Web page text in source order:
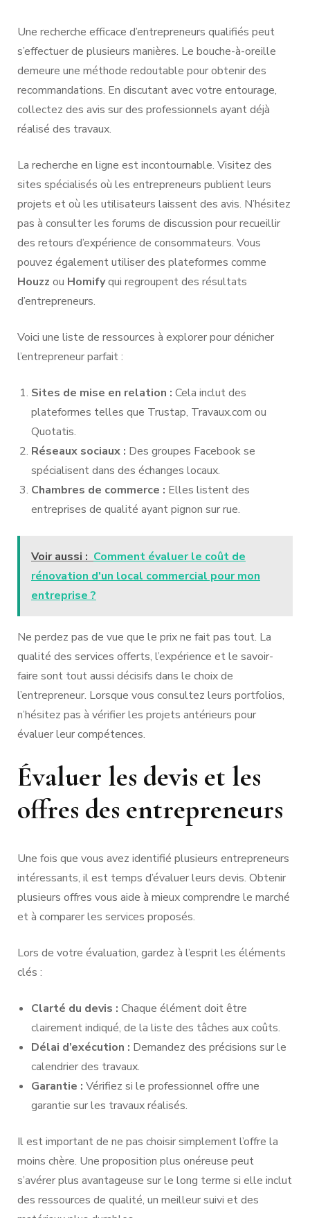
Une recherche efficace d’entrepreneurs qualifiés peut
s’effectuer de plusieurs manières. Le bouche-à-oreille
demeure une méthode redoutable pour obtenir des
recommandations. En discutant avec votre entourage,
collectez des avis sur des professionnels ayant déjà
réalisé des travaux.
La recherche en ligne est incontournable. Visitez des
sites spécialisés où les entrepreneurs publient leurs
projets et où les utilisateurs laissent des avis. N’hésitez
pas à consulter les forums de discussion pour recueillir
des retours d’expérience de consommateurs. Vous
pouvez également utiliser des plateformes comme
Houzz ou Homifyqui regroupent des résultats
d’entrepreneurs.
Voici une liste de ressources à explorer pour dénicher
l’entrepreneur parfait :
Sites de mise en relation : Cela inclut des
plateformes telles que Trustap, Travaux.com ou
Quotatis.
Réseaux sociaux : Des groupes Facebook se
spécialisent dans des échanges locaux.
Chambres de commerce : Elles listent des
entreprises de qualité ayant pignon sur rue.
Voir aussi : Comment évaluer le coût de
rénovation d'un local commercial pour mon
entreprise ?
Ne perdez pas de vue que le prix ne fait pas tout. La
qualité des services offerts, l’expérience et le savoir-
faire sont tout aussi décisifs dans le choix de
l’entrepreneur. Lorsque vous consultez leurs portfolios,
n’hésitez pas à vérifier les projets antérieurs pour
évaluer leur compétences.
Évaluer les devis et les
offres des entrepreneurs
Une fois que vous avez identifié plusieurs entrepreneurs
intéressants, il est temps d’évaluer leurs devis. Obtenir
plusieurs offres vous aide à mieux comprendre le marché
et à comparer les services proposés.
Lors de votre évaluation, gardez à l’esprit les éléments
clés :
Clarté du devis : Chaque élément doit être
clairement indiqué, de la liste des tâches aux coûts.
Délai d’exécution : Demandez des précisions sur le
calendrier des travaux.
Garantie : Vérifiez si le professionnel offre une
garantie sur les travaux réalisés.
Il est important de ne pas choisir simplement l’offre la
moins chère. Une proposition plus onéreuse peut
s’avérer plus avantageuse sur le long terme si elle inclut
des ressources de qualité, un meilleur suivi et des